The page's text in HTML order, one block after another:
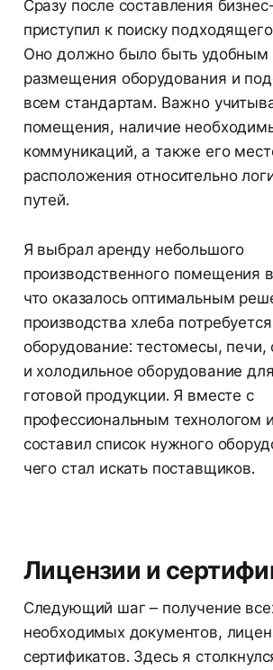
Сразу после составления
приступил к поиску
Оно должно было быть удобным
размещения оборудования и
всем стандартам. Важно
помещения, наличие
коммуникаций, а также его
расположения относительно
путей.
Я выбрал аренду небольшого
производственного помещения
что оказалось оптимальным
производства хлеба
оборудование: тестомесы,
и холодильное оборудование
готовой продукции. Я вместе с
профессиональным технологом
составил список нужного
чего стал искать поставщиков.
Лицензии и
Следующий шаг – получение
необходимых документов,
сертификатов. Здесь я